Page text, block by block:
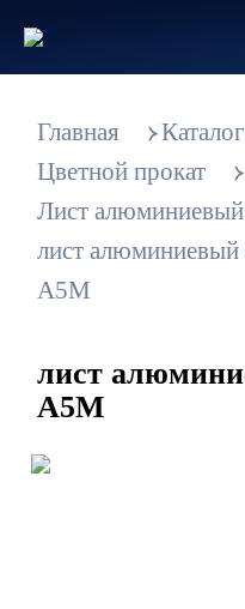
Главная
Каталог
Цветной прокат
Лист алюминиевый
лист
А5М
лист
А5М